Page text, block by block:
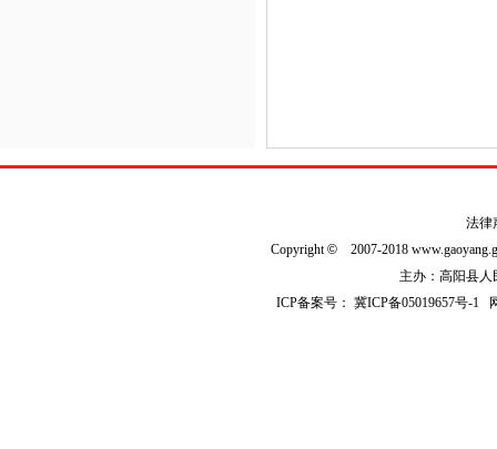
法律
Copyright© 2007-2018
主办：高阳县人
ICP备案号：冀ICP备05019657号-1